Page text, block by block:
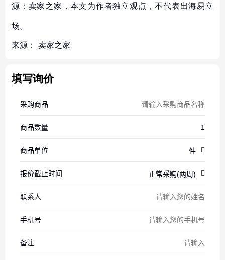
源：卖家之家，本文为作者独立观点，不代表出海易立
场。
来源： 卖家之家
填写询价